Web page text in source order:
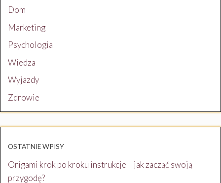
Dom
Marketing
Psychologia
Wiedza
Wyjazdy
Zdrowie
OSTATNIE WPISY
Origami krok po kroku instrukcje – jak zacząć swoją
przygodę?